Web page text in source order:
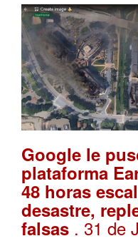
Google le
plataforma
48 horas
desastre,
falsas . 31 de